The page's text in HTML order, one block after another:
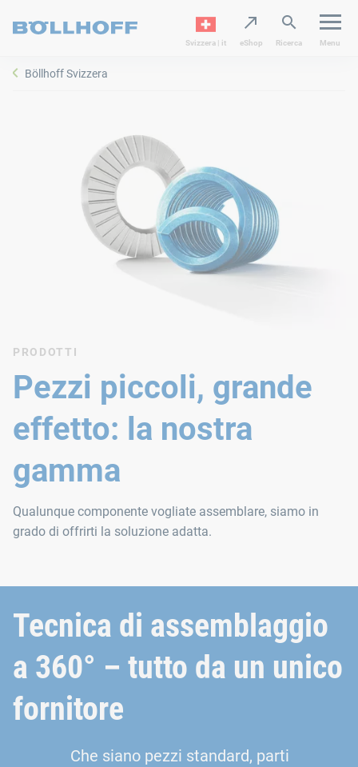
Svizzera | it eShop Ricerca Menu
Böllhoff Svizzera
PRODOTTI
Pezzi piccoli, grande
effetto: la nostra
gamma
Qualunque componente vogliate assemblare, siamo in
grado di offrirti la soluzione adatta.
Tecnica di assemblaggio
a 360° – tutto da un unico
fornitore
Che siano pezzi standard, parti